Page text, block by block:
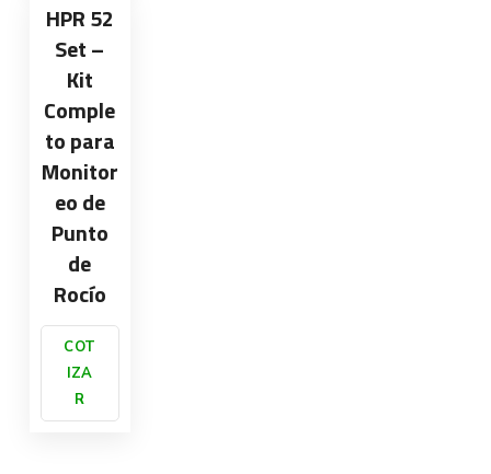
HPR 52
Set –
Kit
Comple
to para
Monitor
eo de
Punto
de
Rocío
COT
IZA
R